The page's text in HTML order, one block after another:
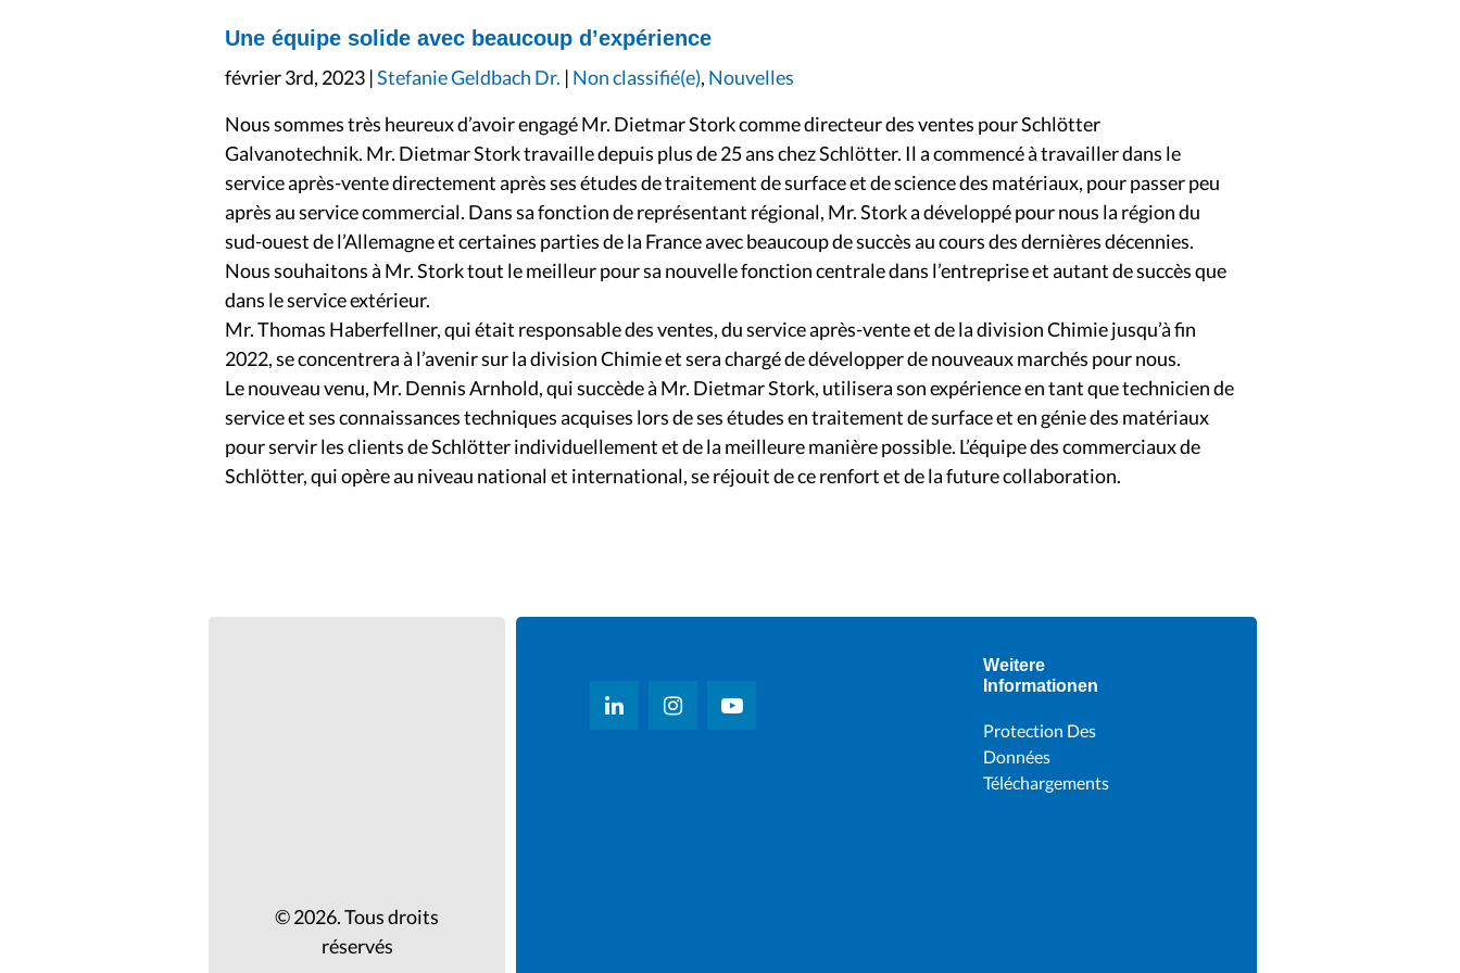
Une équipe solide avec beaucoup d’expérience
février 3rd, 2023 |Stefanie Geldbach Dr. | Non classifié(e), Nouvelles
Nous sommes très heureux d’avoir engagé Mr. Dietmar Stork comme directeur des ventes pour Schlötter
Galvanotechnik. Mr. Dietmar Stork travaille depuis plus de 25 ans chez Schlötter. Il a commencé à travailler dans le
service après-vente directement après ses études de traitement de surface et de science des matériaux, pour passer peu
après au service commercial. Dans sa fonction de représentant régional, Mr. Stork a développé pour nous la région du
sud-ouest de l’Allemagne et certaines parties de la France avec beaucoup de succès au cours des dernières décennies.
Nous souhaitons à Mr. Stork tout le meilleur pour sa nouvelle fonction centrale dans l’entreprise et autant de succès que
dans le service extérieur.
Mr. Thomas Haberfellner, qui était responsable des ventes, du service après-vente et de la division Chimie jusqu’à fin
2022, se concentrera à l’avenir sur la division Chimie et sera chargé de développer de nouveaux marchés pour nous.
Le nouveau venu, Mr. Dennis Arnhold, qui succède à Mr. Dietmar Stork, utilisera son expérience en tant que technicien de
service et ses connaissances techniques acquises lors de ses études en traitement de surface et en génie des matériaux
pour servir les clients de Schlötter individuellement et de la meilleure manière possible. L’équipe des commerciaux de
Schlötter, qui opère au niveau national et international, se réjouit de ce renfort et de la future collaboration.
Weitere
Informationen
Protection Des
Données
Téléchargements
© 2026. Tous droits
réservés